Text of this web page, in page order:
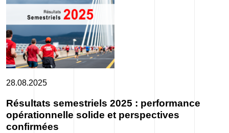
28.08.2025
Résultats semestriels 2025 : performance
opérationnelle solide et perspectives
confirmées